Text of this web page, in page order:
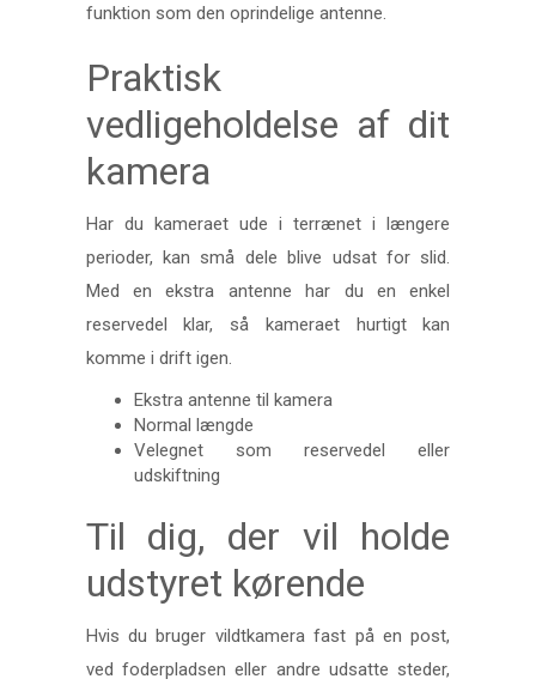
funktion som den oprindelige antenne.
Praktisk
vedligeholdelse af dit
kamera
Har du kameraet ude i terrænet i længere
perioder, kan små dele blive udsat for slid.
Med en ekstra antenne har du en enkel
reservedel klar, så kameraet hurtigt kan
komme i drift igen.
Ekstra antenne til kamera
Normal længde
Velegnet som reservedel eller
udskiftning
Til dig, der vil holde
udstyret kørende
Hvis du bruger vildtkamera fast på en post,
ved foderpladsen eller andre udsatte steder,